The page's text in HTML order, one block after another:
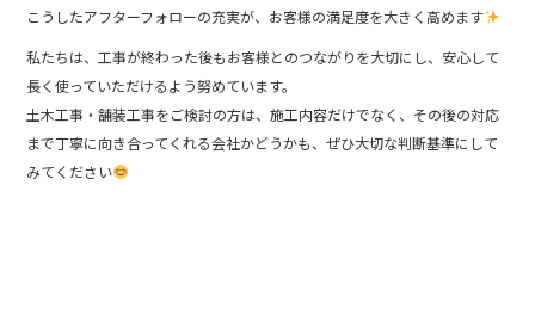
こうしたアフターフォローの充実が、お客様の満足度を大きく高めます
私たちは、工事が終わった後もお客様とのつながりを大切にし、安心して
長く使っていただけるよう努めています。
土木工事・舗装工事をご検討の方は、施工内容だけでなく、その後の対応
まで丁寧に向き合ってくれる会社かどうかも、ぜひ大切な判断基準にして
みてください